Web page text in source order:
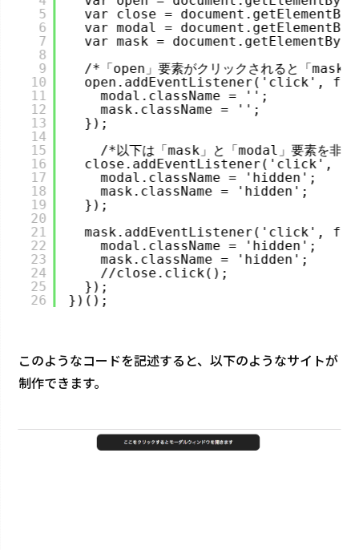
5
6
7
8
9
10
11
12
13
14
15
16
17
18
19
20
21
22
23
24
25
26
var close =
var modal =
var mask =
/*「open」要素がクリックされると「mask
open.addEventListener('click',
modal.className = '';
mask.className = '';
});
/*以下は「mask」と「modal」要素を非
close.addEventListener('click',
modal.className = 'hidden';
mask.className = 'hidden';
});
mask.addEventListener('click',
modal.className = 'hidden';
mask.className = 'hidden';
//close.click();
});
})();
このようなコードを記述すると、以下のようなサイトが
制作できます。